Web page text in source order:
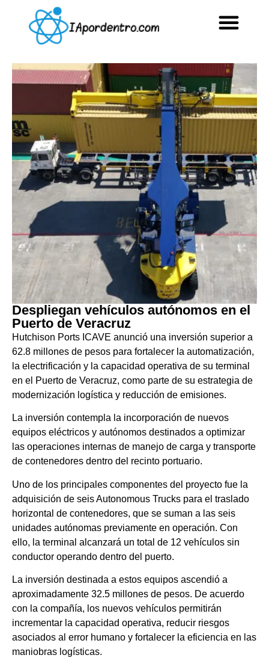
Despliegan vehículos autónomos en el
Puerto de Veracruz
Hutchison Ports ICAVE anunció una inversión superior a
62.8 millones de pesos para fortalecer la automatización,
la electrificación y la capacidad operativa de su terminal
en el Puerto de Veracruz, como parte de su estrategia de
modernización logística y reducción de emisiones.
La inversión contempla la incorporación de nuevos
equipos eléctricos y autónomos destinados a optimizar
las operaciones internas de manejo de carga y transporte
de contenedores dentro del recinto portuario.
Uno de los principales componentes del proyecto fue la
adquisición de seis Autonomous Trucks para el traslado
horizontal de contenedores, que se suman a las seis
unidades autónomas previamente en operación. Con
ello, la terminal alcanzará un total de 12 vehículos sin
conductor operando dentro del puerto.
La inversión destinada a estos equipos ascendió a
aproximadamente 32.5 millones de pesos. De acuerdo
con la compañía, los nuevos vehículos permitirán
incrementar la capacidad operativa, reducir riesgos
asociados al error humano y fortalecer la eficiencia en las
maniobras logísticas.